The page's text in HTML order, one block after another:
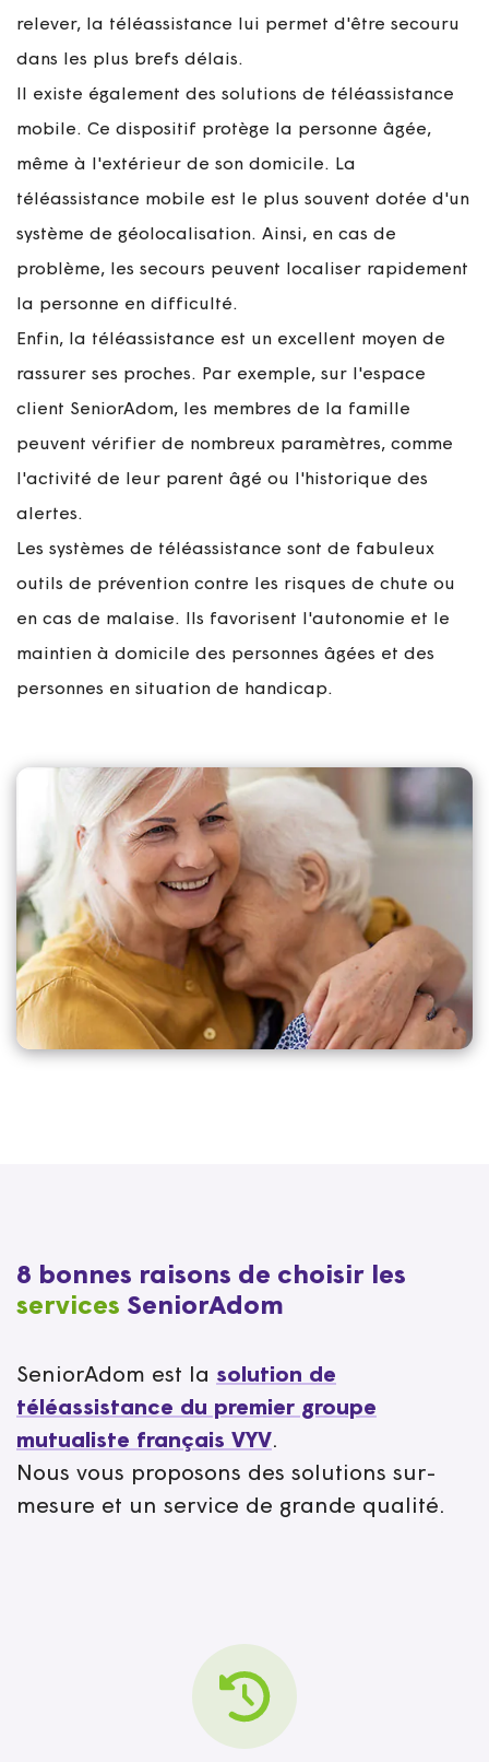
relever, la téléassistance lui permet d'être secouru
dans les plus brefs délais.
Il existe également des solutions de téléassistance
mobile. Ce dispositif protège la personne âgée,
même à l'extérieur de son domicile. La
téléassistance mobile est le plus souvent dotée d'un
système de géolocalisation. Ainsi, en cas de
problème, les secours peuvent localiser rapidement
la personne en difficulté.
Enfin, la téléassistance est un excellent moyen de
rassurer ses proches. Par exemple, sur l'espace
client SeniorAdom, les membres de la famille
peuvent vérifier de nombreux paramètres, comme
l'activité de leur parent âgé ou l'historique des
alertes.
Les systèmes de téléassistance sont de fabuleux
outils de prévention contre les risques de chute ou
en cas de malaise. Ils favorisent l'autonomie et le
maintien à domicile des personnes âgées et des
personnes en situation de handicap.
8 bonnes raisons de choisir les
services SeniorAdom
SeniorAdom est la solution de
téléassistance du premier groupe
mutualiste français VYV.
Nous vous proposons des solutions sur-
mesure et un service de grande qualité.